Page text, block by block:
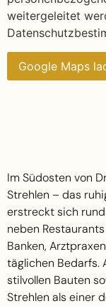
weitergeleitet
Google Maps
Im Südosten von
Strehlen – das
erstreckt sich
neben
Banken,
täglichen Bedarfs.
stilvollen Bauten
Strehlen als einer